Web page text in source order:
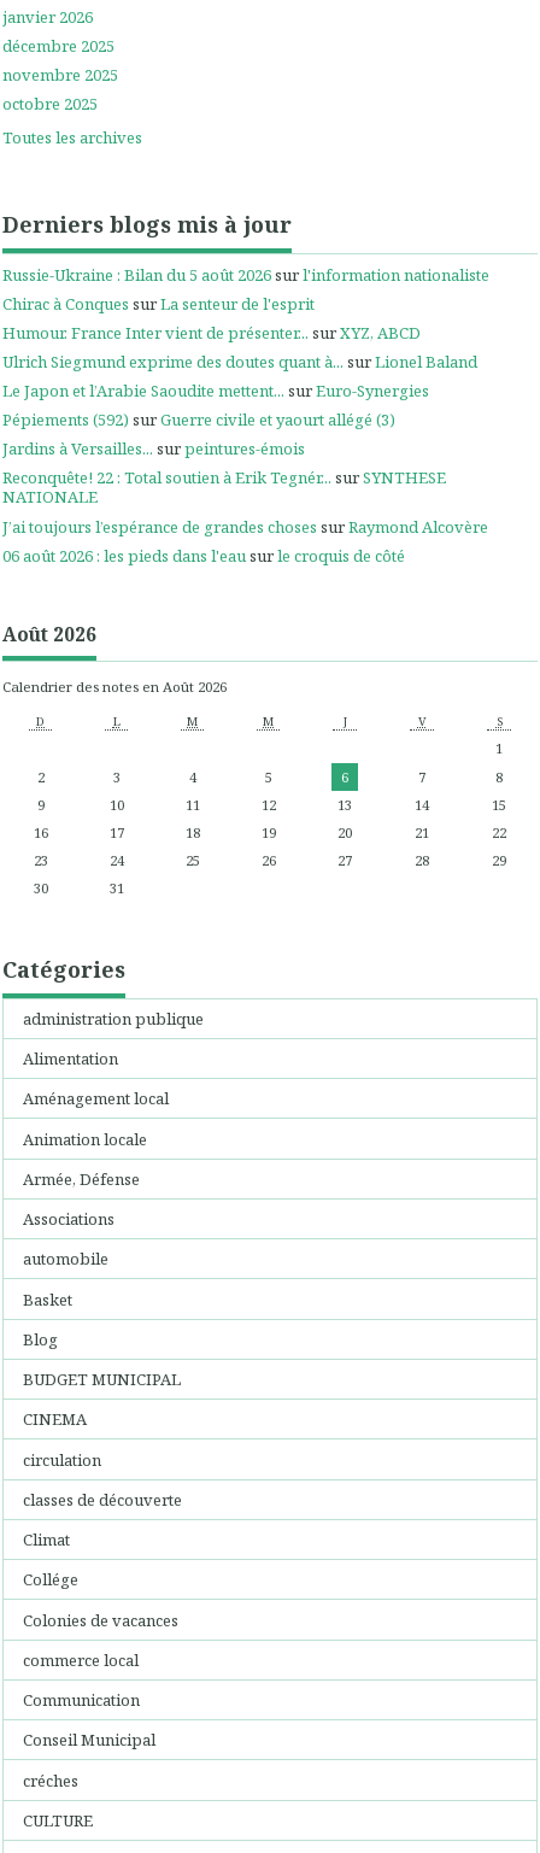
janvier 2026
décembre 2025
novembre 2025
octobre 2025
Toutes les archives
Derniers blogs mis à jour
Russie-Ukraine : Bilan du 5 août 2026surl'information nationaliste
Chirac à Conques surLa senteur de l'esprit
Humour. France Inter vient de présenter... surXYZ, ABCD
Ulrich Siegmund exprime des doutes quant à... surLionel Baland
Le Japon et l’Arabie Saoudite mettent... surEuro-Synergies
Pépiements (592) surGuerre civile et yaourt allégé (3)
Jardins à Versailles... surpeintures-émois
Reconquête! 22 : Total soutien à Erik Tegnér... surSYNTHESE
NATIONALE
J’ai toujours l’espérance de grandes choses surRaymond Alcovère
06 août 2026 : les pieds dans l'eausurle croquis de côté
Août 2026
Calendrier des notes en Août 2026
D L M M J V S
1
2
3 4 5 6 7
8
9
10 11 12 13 14
15
16
17 18 19 20 21
22
23
24 25 26 27 28
29
30
31
Catégories
administration publique
Alimentation
Aménagement local
Animation locale
Armée, Défense
Associations
automobile
Basket
Blog
BUDGET MUNICIPAL
CINEMA
circulation
classes de découverte
Climat
Collége
Colonies de vacances
commerce local
Communication
Conseil Municipal
créches
CULTURE